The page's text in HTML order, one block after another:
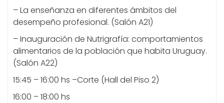
– La enseñanza en diferentes ámbitos del
desempeño profesional. (Salón A21)
– Inauguración de Nutrigrafía: comportamientos
alimentarios de la población que habita Uruguay.
(Salón A22)
15:45 – 16:00 hs –Corte (Hall del Piso 2)
16:00 – 18:00 hs